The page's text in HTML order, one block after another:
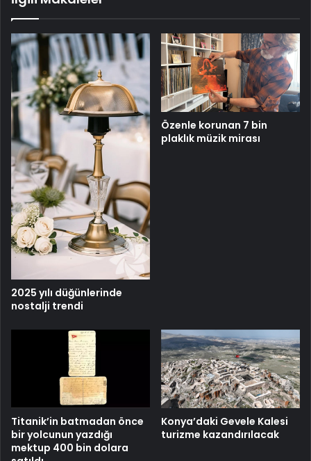
2025 yılı düğünlerinde
nostalji trendi
Özenle korunan 7 bin
plaklık müzik mirası
Titanik’in batmadan önce
bir yolcunun yazdığı
mektup 400 bin dolara
Konya’daki Gevele Kalesi
turizme kazandırılacak